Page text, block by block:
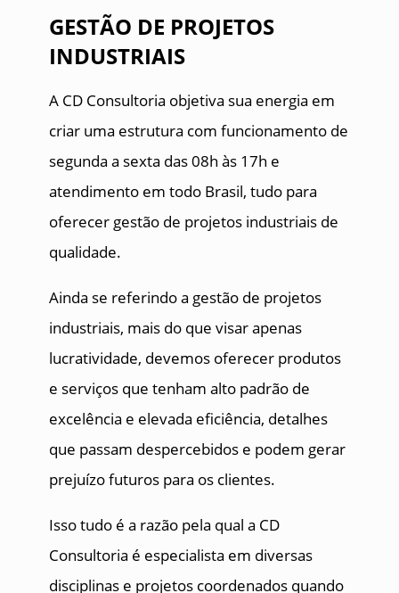
GESTÃO DE PROJETOS
INDUSTRIAIS
A CD Consultoria objetiva sua energia em
criar uma estrutura com funcionamento de
segunda a sexta das 08h às 17h e
atendimento em todo Brasil, tudo para
oferecer gestão de projetos industriais de
qualidade.
Ainda se referindo a gestão de projetos
industriais, mais do que visar apenas
lucratividade, devemos oferecer produtos
e serviços que tenham alto padrão de
excelência e elevada eficiência, detalhes
que passam despercebidos e podem gerar
prejuízo futuros para os clientes.
Isso tudo é a razão pela qual a CD
Consultoria é especialista em diversas
disciplinas e projetos coordenados quando